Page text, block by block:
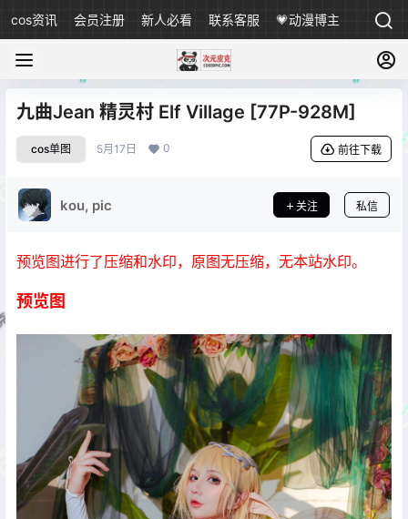
cos资讯 会员注册 新人必看 联系客服 💗动漫博主
九曲Jean 精灵村 Elf Village [77P-928M]
cos单图 5月17日 0 前往下载
kou, pic 关注 私信
预览图进行了压缩和水印，原图无压缩，无本站水印。
预览图